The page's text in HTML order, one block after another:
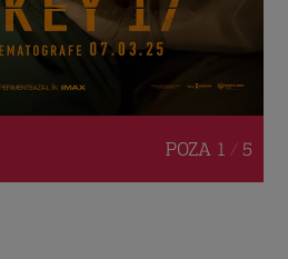
POZA 1 / 5